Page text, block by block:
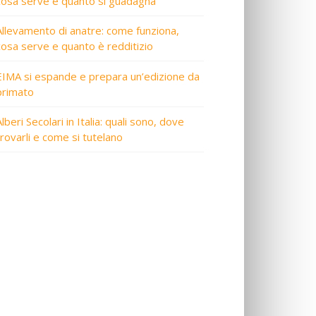
di anatre: come funziona,
serve e quanto è redditizio
si espande e prepara un’edizione da
Secolari in Italia: quali sono, dove
e come si tutelano